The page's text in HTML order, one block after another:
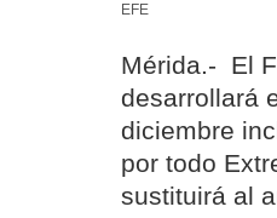
EFE
Mérida.- El
desarrollará
diciembre
por todo
sustituirá al